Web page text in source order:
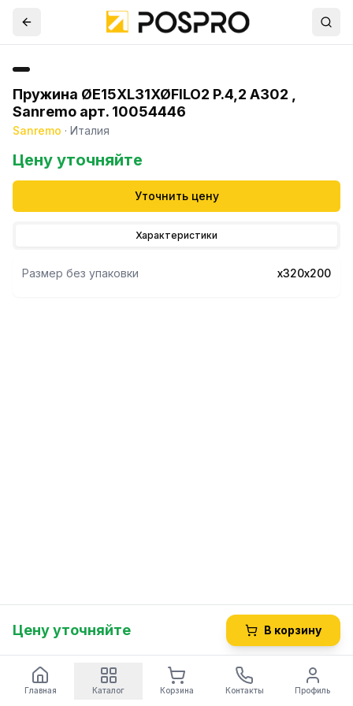
Пружина ØE15XL31XØFILO2 P.4,2 A302 ,
Sanremo арт. 10054446
Sanremo · Италия
Цену уточняйте
Уточнить цену
Характеристики
Размер без упаковки х320х200
Цену уточняйте В корзину
Главная Каталог Корзина Контакты Профиль